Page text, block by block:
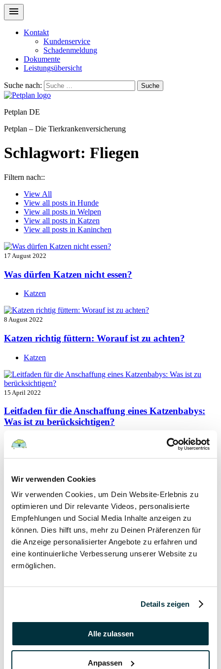
Wir verwenden Cookies
Wir verwenden Cookies, um Dein Website-Erlebnis zu
optimieren und Dir relevante Videos, personalisierte
Empfehlungen und Social Media Inhalte anzeigen zu
können. Dies hilft uns, mehr zu Deinen Präferenzen für
die Anzeige personalisierter Angebote zu erfahren und
eine kontinuierliche Verbesserung unserer Website zu
ermöglichen.
Details zeigen
Alle zulassen
Anpassen
Kontakt
Kundenservice
Schadenmeldung
Dokumente
Leistungsübersicht
Suche nach: Suche
Petplan DE
Petplan – Die Tierkrankenversicherung
Schlagwort: Fliegen
Filtern nach::
View All
View all posts in Hunde
View all posts in Welpen
View all posts in Katzen
View all posts in Kaninchen
17 August 2022
Was dürfen Katzen nicht essen?
Katzen
8 August 2022
Katzen richtig füttern: Worauf ist zu achten?
Katzen
15 April 2022
Leitfaden für die Anschaffung eines Katzenbabys:
Was ist zu berücksichtigen?
Katzen
Hunde
Katzen
Tierkrankheiten
Katzenversicherung ohne Wartezeit
Katzen
Katzenversicherung mit Impfung
Katzen